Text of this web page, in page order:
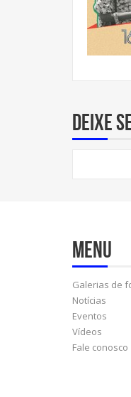
Deixe
Menu
Galerias de
Notícias
Eventos
Vídeos
Fale conosco